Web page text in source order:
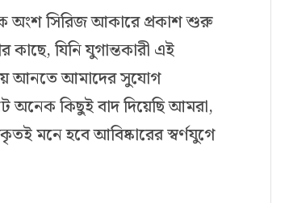
অংশ সিরিজ আকারে প্রকাশ শুরু
যিনি যুগান্তকারী এই
আনতে আমাদের সুযোগ
অনেক কিছুই বাদ দিয়েছি আমরা,
মনে হবে আবিষ্কারের স্বর্ণযুগে